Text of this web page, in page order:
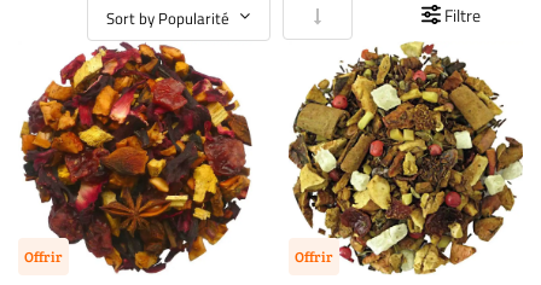
Par ordre croissantFiltre
Offrir Offrir